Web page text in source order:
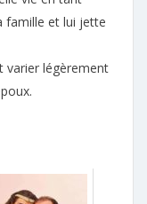
famille et lui jette
varier légèrement